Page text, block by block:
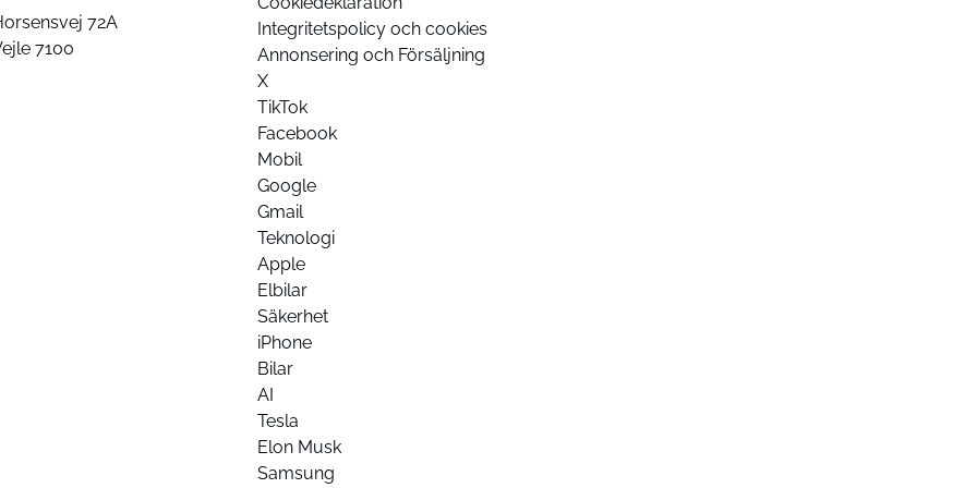
72A
7100
Integritetspolicy och cookies
Annonsering och Försäljning
X
TikTok
Facebook
Mobil
Google
Gmail
Teknologi
Apple
Elbilar
Säkerhet
iPhone
Bilar
AI
Tesla
Elon Musk
Samsung